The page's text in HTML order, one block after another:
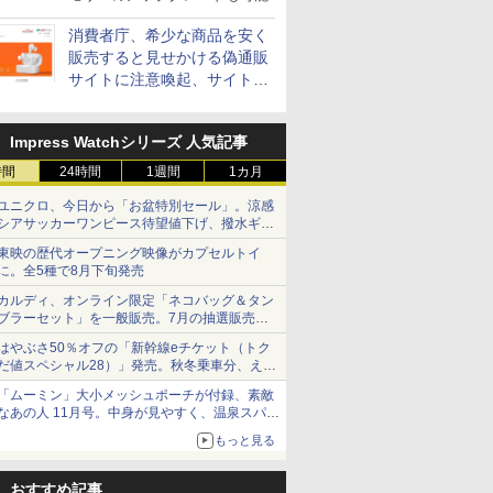
消費者庁、希少な商品を安く
販売すると見せかける偽通販
サイトに注意喚起、サイト名
Impress Watchシリーズ 人気記事
24時間 1週間 1カ月
ニクロ、今日から「お盆特別セール」。涼感
アサッカーワンピース待望値下げ、撥水ギア
ョーツは1990円に
映の歴代オープニング映像がカプセルトイ
。全5種で8月下旬発売
ルディ、オンライン限定「ネコバッグ＆タン
ラーセット」を一般販売。7月の抽選販売の
選無効分
やぶさ50％オフの「新幹線eチケット（トク
値スペシャル28）」発売。秋冬乗車分、えき
っと限定
ムーミン」大小メッシュポーチが付録、素敵
あの人 11月号。中身が見やすく、温泉スパに
もっと見る